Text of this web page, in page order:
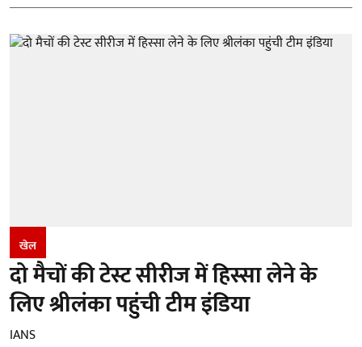
खेल
दो मैचों की टेस्ट सीरीज में हिस्सा लेने के
लिए श्रीलंका पहुंची टीम इंडिया
IANS